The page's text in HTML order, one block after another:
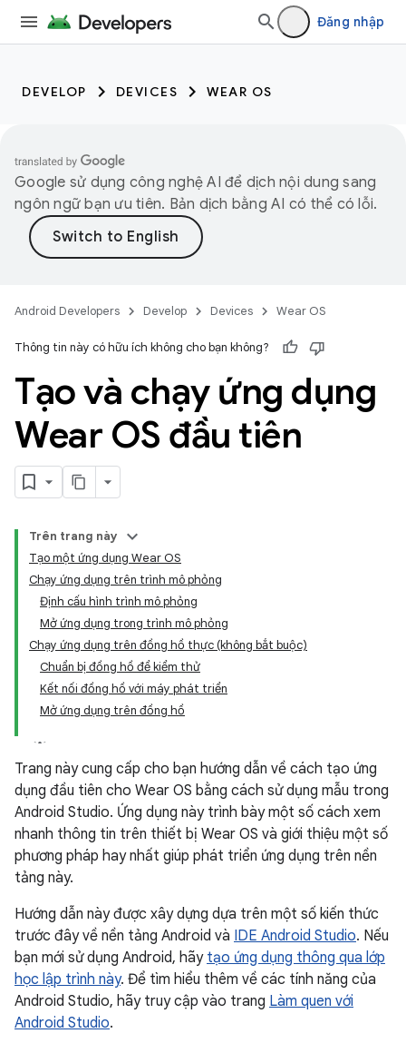
Đăng nhập
DEVELOP DEVICES WEAR OS
Google sử dụng công nghệ AI để dịch nội dung sang
ngôn ngữ bạn ưu tiên. Bản dịch bằng AI có thể có lỗi.
Android Developers Develop Devices Wear OS
Thông tin này có hữu ích không cho bạn không?
Tạo và chạy ứng dụng
Wear OS đầu tiên
Trên trang này
Tạo một ứng dụng Wear OS
Chạy ứng dụng trên trình mô phỏng
Định cấu hình trình mô phỏng
Mở ứng dụng trong trình mô phỏng
Chạy ứng dụng trên đồng hồ thực (không bắt buộc)
Chuẩn bị đồng hồ để kiểm thử
Kết nối đồng hồ với máy phát triển
Mở ứng dụng trên đồng hồ
Trang này cung cấp cho bạn hướng dẫn về cách tạo ứng
dụng đầu tiên cho Wear OS bằng cách sử dụng mẫu trong
Android Studio. Ứng dụng này trình bày một số cách xem
nhanh thông tin trên thiết bị Wear OS và giới thiệu một số
phương pháp hay nhất giúp phát triển ứng dụng trên nền
tảng này.
Hướng dẫn này được xây dựng dựa trên một số kiến thức
trước đây về nền tảng Android và IDE Android Studio. Nếu
bạn mới sử dụng Android, hãy tạo ứng dụng thông qua lớp
học lập trình này. Để tìm hiểu thêm về các tính năng của
Android Studio, hãy truy cập vào trang Làm quen với
Android Studio.